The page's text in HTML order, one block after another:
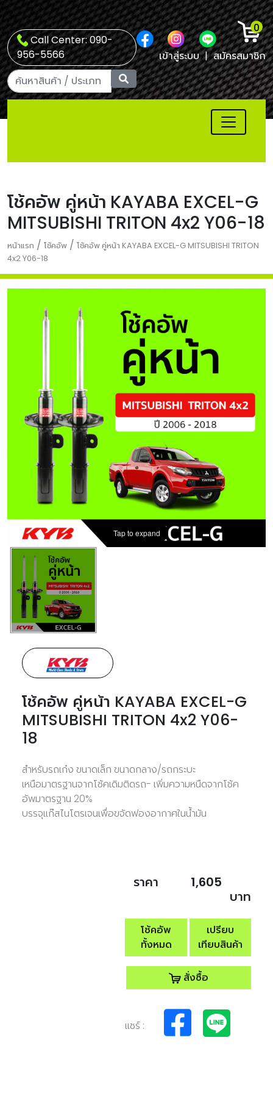
Call Center: 090-
956-5566
0
เข้าสู่ระบบ | สมัครสมาชิก
โช้คอัพ คู่หน้า KAYABA EXCEL-G
MITSUBISHI TRITON 4x2 Y06-18
หน้าแรก / โช้คอัพ / โช้คอัพ คู่หน้า KAYABA EXCEL-G MITSUBISHI TRITON
4x2 Y06-18
Tap to expand
โช้คอัพ คู่หน้า KAYABA EXCEL-G
MITSUBISHI TRITON 4x2 Y06-
18
สำหรับรถเก๋ง ขนาดเล็ก ขนาดกลาง/รถกระบะ
เหนือมาตรฐานจากโช้คเดิมติดรถ- เพิ่มความหนืดจากโช้ค
อัพมาตรฐาน 20%
บรรจุแก๊สไนโตรเจนเพื่อขจัดฟองอากาศในน้ำมัน
ราคา
1,605
บาท
โช้คอัพ
ทั้งหมด
เปรียบ
เทียบสินค้า
สั่งซื้อ
แชร์ :